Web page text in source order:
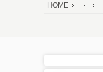
HOME